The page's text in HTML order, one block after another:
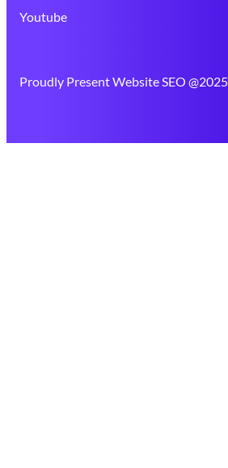
Youtube
Proudly Present Website SEO